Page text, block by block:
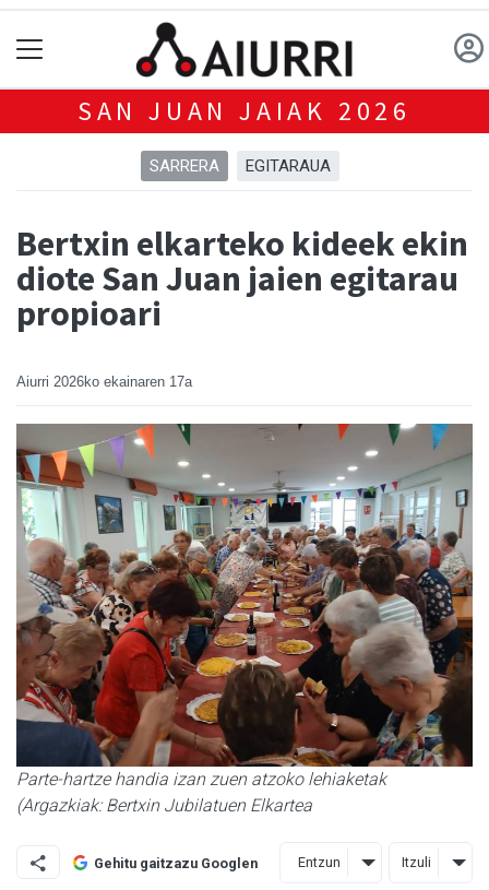
SAN JUAN JAIAK 2026
SARRERA EGITARAUA
Bertxin elkarteko kideek ekin
diote San Juan jaien egitarau
propioari
Aiurri 2026ko ekainaren 17a
Parte-hartze handia izan zuen atzoko lehiaketak
(Argazkiak: Bertxin Jubilatuen Elkartea
Gehitu gaitzazu Googlen Entzun Itzuli